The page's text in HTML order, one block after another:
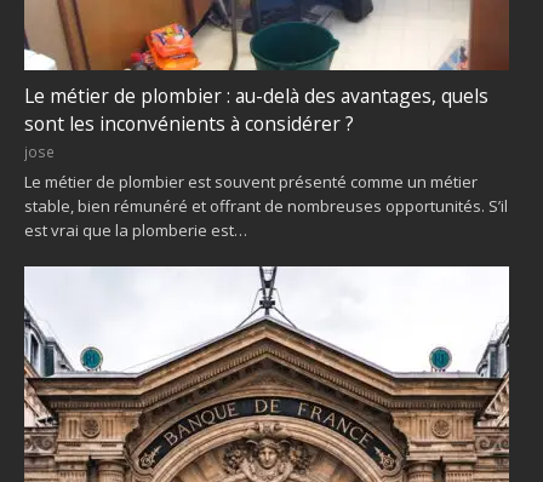
Le métier de plombier : au-delà des avantages, quels
sont les inconvénients à considérer ?
jose
Le métier de plombier est souvent présenté comme un métier
stable, bien rémunéré et offrant de nombreuses opportunités. S’il
est vrai que la plomberie est…